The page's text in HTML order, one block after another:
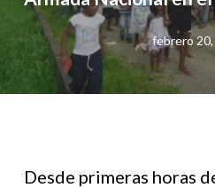
febrero
Desde primeras horas